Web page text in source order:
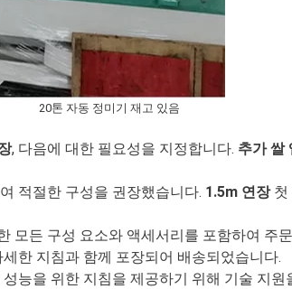
20톤 자동 정미기 재고 있음
, 다음에 대한 필요성을 지정합니다. 추가 쌀
적절한 구성을 권장했습니다. 1.5m 연장첫
모든 구성 요소와 액세서리를 포함하여 주
한 지침과 함께 포장되어 배송되었습니다.
능을 위한 지침을 제공하기 위해 기술 지